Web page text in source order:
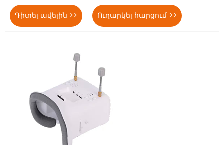
Դիտել ավելին >> Ուղարկել հարցում >>